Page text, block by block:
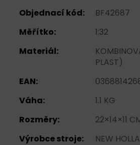
Objednací kód:
BF42687
Měřítko:
1:32
Materiál:
PLAST)
EAN:
Váha:
1.1 KG
Rozměry:
22×14×11
Výrobce stroje: NEW